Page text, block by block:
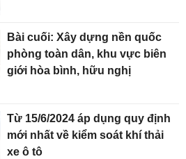
Bài cuối: Xây dựng nền quốc
phòng toàn dân, khu vực biên
giới hòa bình, hữu nghị
Từ 15/6/2024 áp dụng quy định
mới nhất về kiểm soát khí thải
xe ô tô